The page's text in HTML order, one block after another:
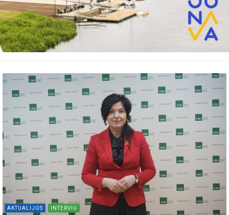
AKTUALIJOS INTERVIU